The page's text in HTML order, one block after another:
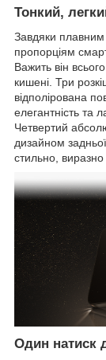
Тонкий,
Завдяки плавним
пропорціям
Важить він
кишені. Три
відполірована
елегантність та
Четвертий
дизайном
стильно, виразно
Один натиск